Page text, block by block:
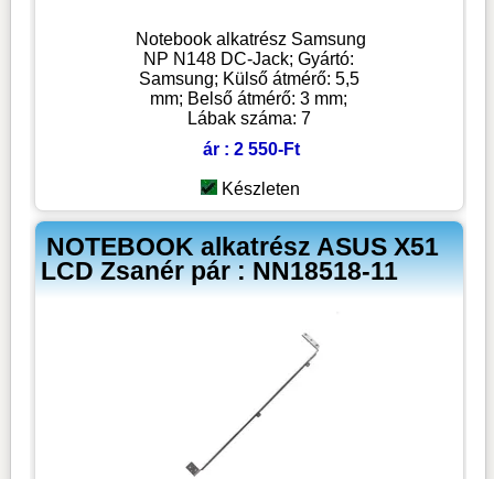
Notebook alkatrész Samsung
NP N148 DC-Jack; Gyártó:
Samsung; Külső átmérő: 5,5
mm; Belső átmérő: 3 mm;
Lábak száma: 7
ár : 2 550-Ft
Készleten
NOTEBOOK alkatrész ASUS X51
LCD Zsanér pár : NN18518-11